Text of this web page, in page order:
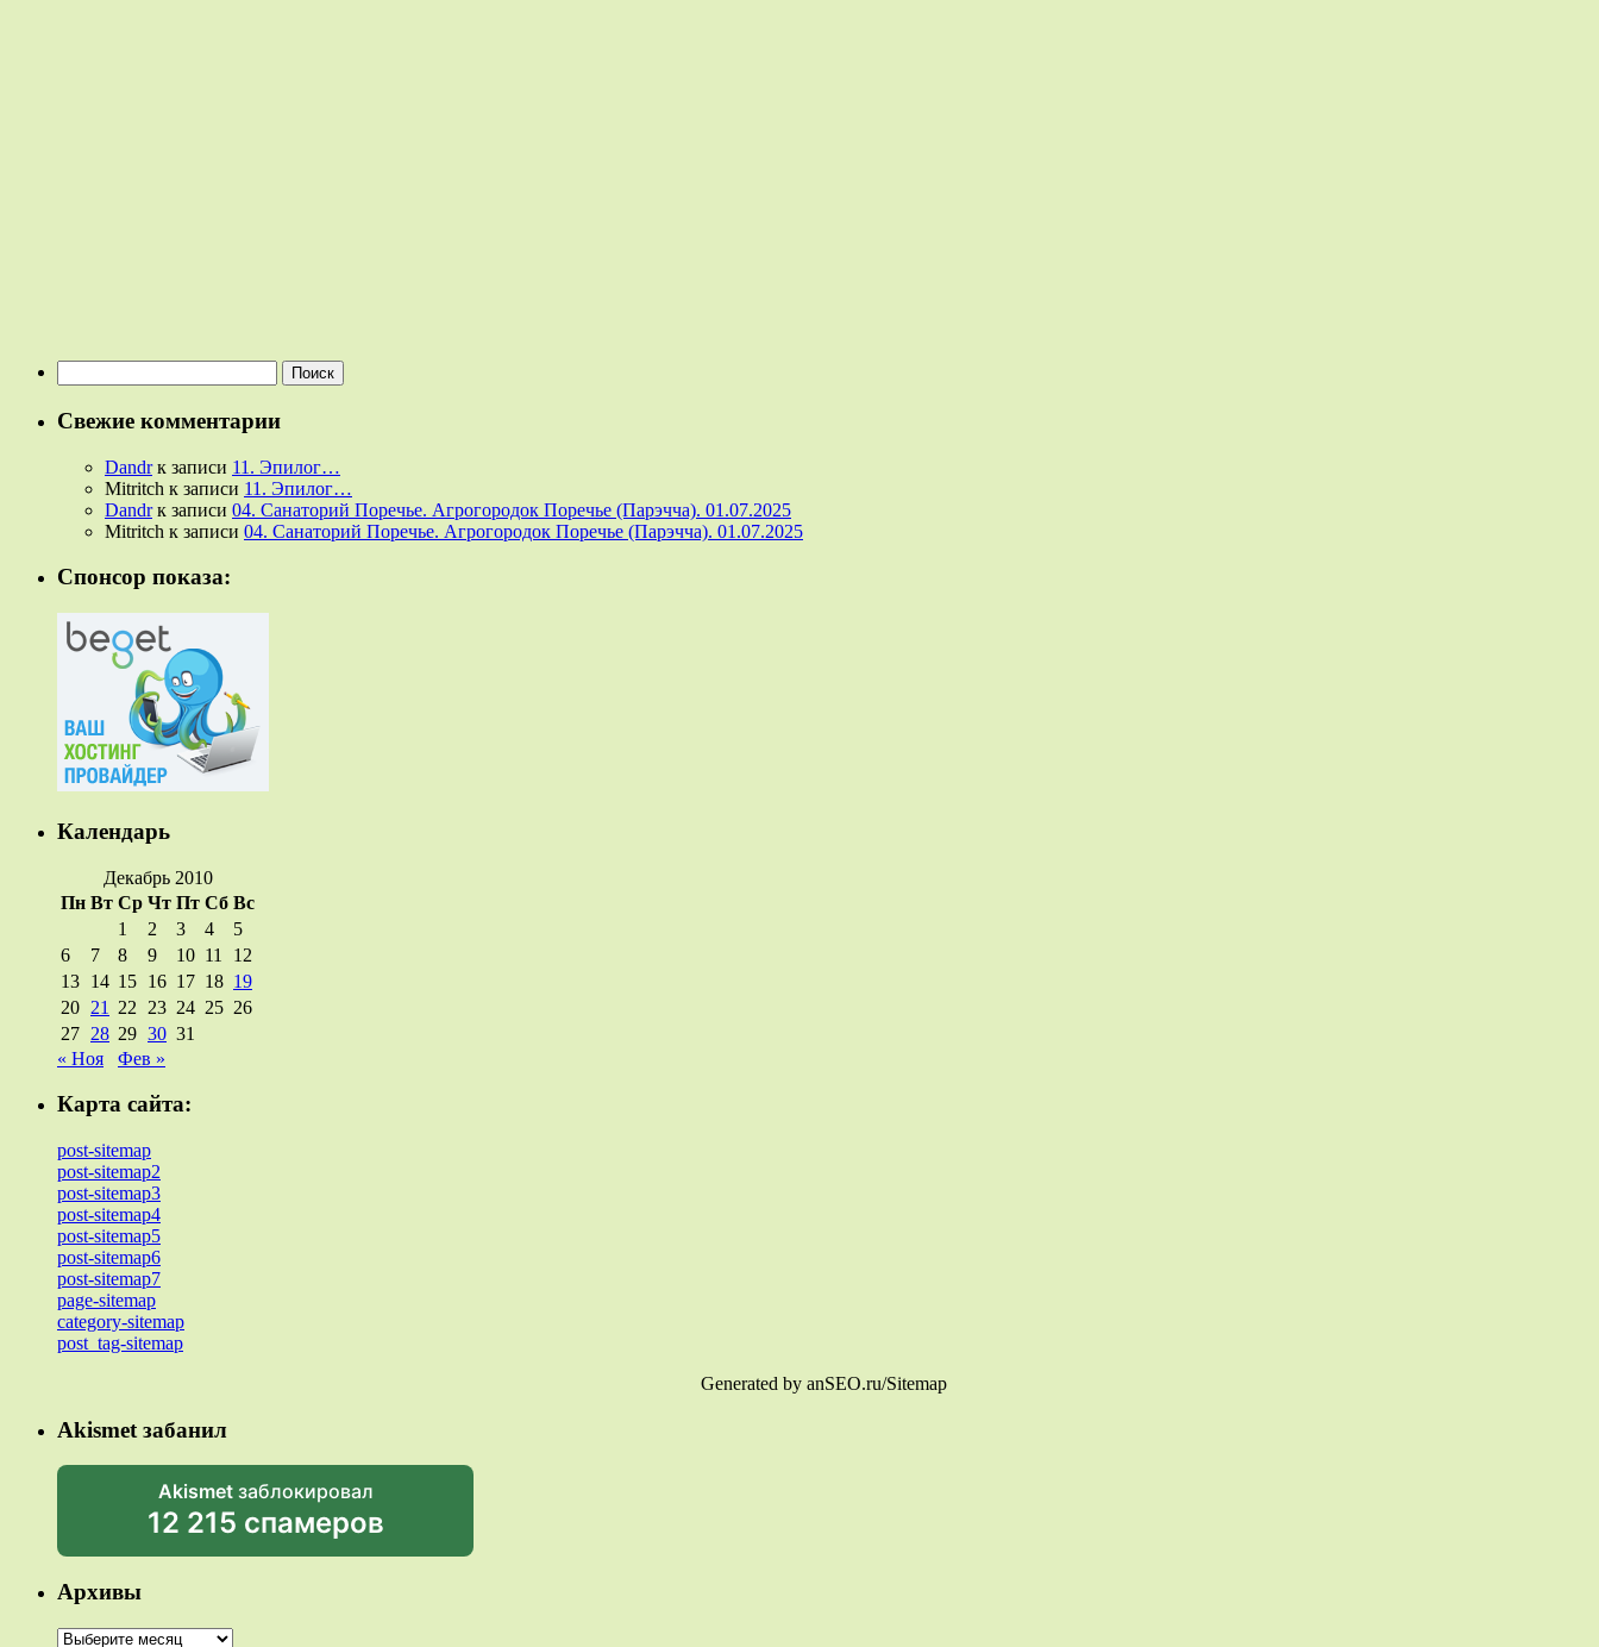
Свежие комментарии
Dandrк записи 11. Эпилог…
Mitritch к записи 11. Эпилог…
Dandrк записи 04. Санаторий Поречье. Агрогородок Поречье (Парэчча). 01.07.2025
Mitritch к записи 04. Санаторий Поречье. Агрогородок Поречье (Парэчча). 01.07.2025
Спонсор показа:
Календарь
Декабрь 2010
Пн Вт Ср Чт Пт Сб Вс
1
2 3 4
5
6
7 8 9 10 11
12
13 14 15 16 17 18 19
20 21 22 23 24 25 26
27 28 29 30 31
« Ноя
Фев »
Карта сайта:
post-sitemap
post-sitemap2
post-sitemap3
post-sitemap4
post-sitemap5
post-sitemap6
post-sitemap7
page-sitemap
category-sitemap
post_tag-sitemap
Generated by anSEO.ru/Sitemap
Akismet забанил
Akismetзаблокировал
12 215 спамеров
Архивы
Архивы